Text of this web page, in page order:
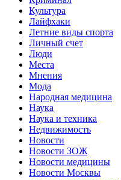
Культура
Лайфхаки
Летние виды спорта
Личный счет
Люди
Места
Мнения
Мода
Народная медицина
Наука
Наука и техника
Недвижимость
Новости
Новости ЗОЖ
Новости медицины
Новости Москвы